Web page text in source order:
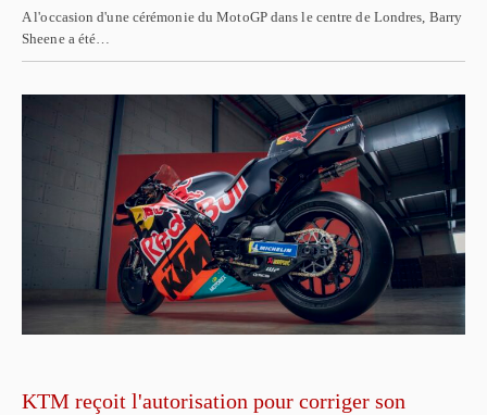
A l'occasion d'une cérémonie du MotoGP dans le centre de Londres, Barry
Sheene a été…
KTM reçoit l'autorisation pour corriger son